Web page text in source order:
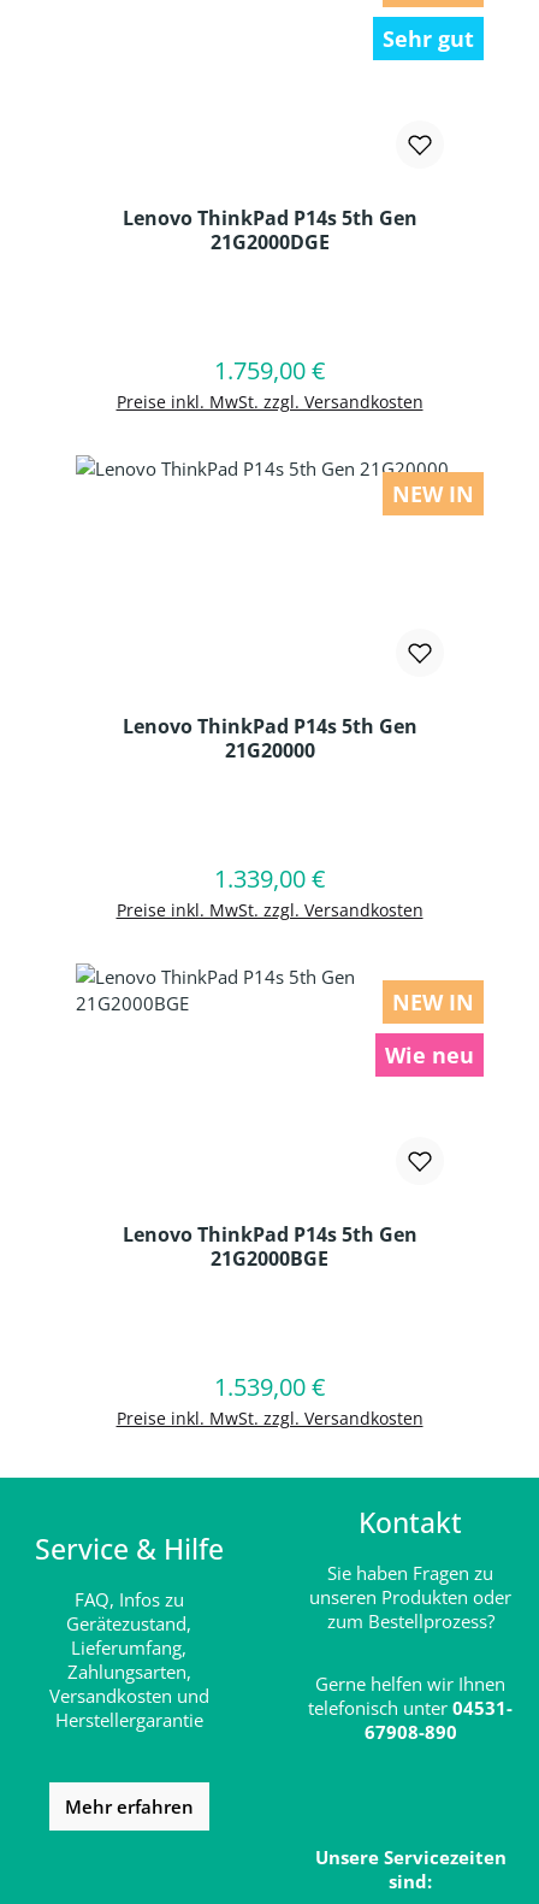
Sehr gut
Lenovo ThinkPad P14s 5th Gen
21G2000DGE
Regulärer Preis:
1.759,00 €
Preise inkl. MwSt. zzgl. Versandkosten
In den Warenkorb
NEW IN
Lenovo ThinkPad P14s 5th Gen
21G20000
Regulärer Preis:
1.339,00 €
Preise inkl. MwSt. zzgl. Versandkosten
In den Warenkorb
NEW IN
Wie neu
Lenovo ThinkPad P14s 5th Gen
21G2000BGE
Regulärer Preis:
1.539,00 €
Preise inkl. MwSt. zzgl. Versandkosten
In den Warenkorb
Service & Hilfe
FAQ, Infos zu
Gerätezustand,
Lieferumfang,
Zahlungsarten,
Versandkosten und
Herstellergarantie
Mehr erfahren
Kontakt
Sie haben Fragen zu
unseren Produkten oder
zum Bestellprozess?
Gerne helfen wir Ihnen
telefonisch unter 04531-
67908-890
Unsere Servicezeiten
sind: